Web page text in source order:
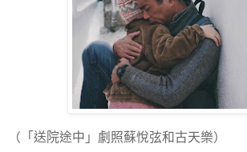
（「送院途中」劇照蘇悅弦和古天樂）